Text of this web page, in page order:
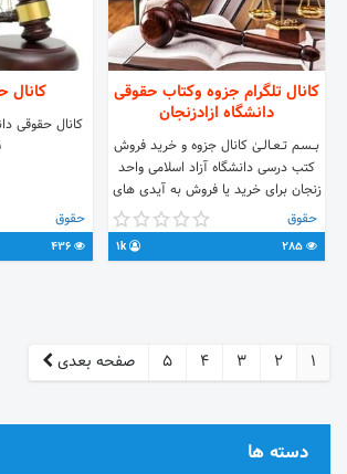
کانال تلگرام جزوه وکتاب حقوقی
دانشگاه ازادزنجان
بـــسـم تــعــالــیٰ کانال جزوه و خرید فروش
کتب درسی دانشگاه آزاد اسلامی واحد
زنجان برای خرید یا فروش به آیدی های
زیر پیام دهید @afrasil6132
@rana_1999sh @amirkarami1380
@Amir_h_bhr ادمین خرید و فروش
حقوق
1k
کانال
کانال حقوقی
حقوق
1
2
3
4
5 صفحه بعدی
دسته ها